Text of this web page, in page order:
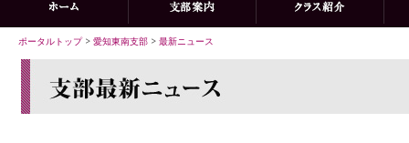
ポータルトップ> 愛知東南支部 > 最新ニュース